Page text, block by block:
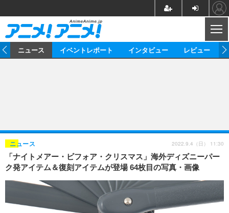
ゲーム グッズ
海外イベント ビジネス
俳優・タレント アーティスト
ビジネス
アニメ 実写
書評 イベント
動画
アニメ 映画/ドラマ
アニメ！アニメ！TV ABEMA Cafe
連載・コラム
ニュース イベントレポート インタビュー レビュー
「ナイトメアー・ビフォア・クリスマス」海外ディズニーパー
ク発アイテム＆復刻アイテムが登場 64枚目の写真・画像
ニュース 2022.9.4（日） 11:30